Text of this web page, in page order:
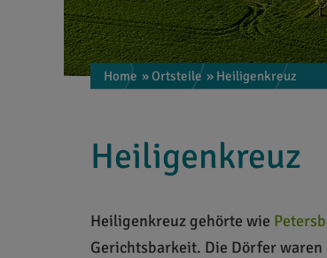
Home » Ortsteile » Heiligenkreuz
Heiligenkreuz
Heiligenkreuz gehörte wie
Gerichtsbarkeit. Die Dörfer